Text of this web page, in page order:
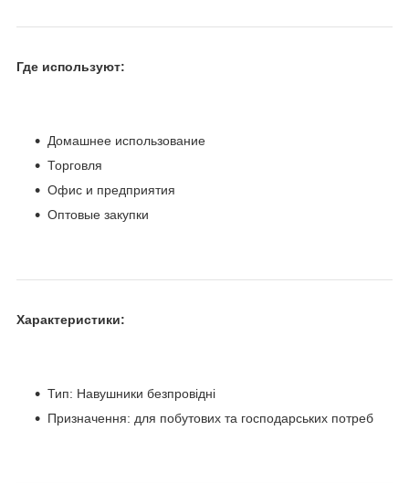
Где используют:
Домашнее использование
Торговля
Офис и предприятия
Оптовые закупки
Характеристики:
Тип: Навушники безпровідні
Призначення: для побутових та господарських потреб